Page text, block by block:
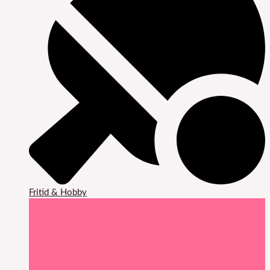
Fritid & Hobby